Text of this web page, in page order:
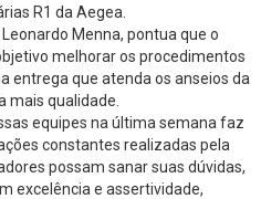
R1 da Aegea.
Menna, pontua que o
melhorar os procedimentos
entrega que atenda os anseios da
mais qualidade.
equipes na última semana faz
constantes realizadas pela
possam sanar suas dúvidas,
excelência e assertividade,